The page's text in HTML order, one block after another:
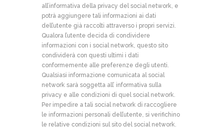
all’informativa della privacy del social network, e
potrà aggiungere tali informazioni ai dati
dell’utente già raccolti attraverso i propri servizi.
Qualora l’utente decida di condividere
informazioni con i social network, questo sito
condividerà con questi ultimi i dati
conformemente alle preferenze degli utenti.
Qualsiasi informazione comunicata al social
network sarà soggetta all’ informativa sulla
privacy e alle condizioni di quel social network.
Per impedire a tali social network di raccogliere
le informazioni personali dell’utente, si verifichino
le relative condizioni sul sito del social network.